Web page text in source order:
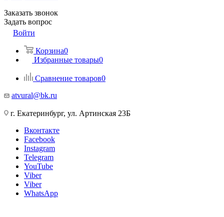
Заказать звонок
Задать вопрос
Войти
Корзина0
Избранные товары0
Сравнение товаров0
atvural@bk.ru
г. Екатеринбург, ул. Артинская 23Б
Вконтакте
Facebook
Instagram
Telegram
YouTube
Viber
Viber
WhatsApp